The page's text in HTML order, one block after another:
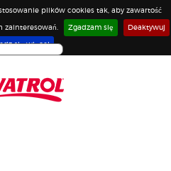
plików cookies tak, aby zawartość
zainteresowań. Zgadzam się Deaktywuj
się więcej